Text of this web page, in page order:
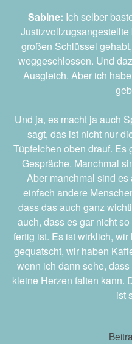
Sabine: Ich selber
Justizvollzugsangestellte
großen Schlüssel
weggeschlossen. Und
Ausgleich. Aber ich
Und ja, es macht ja auch
sagt, das ist nicht nur
Tüpfelchen oben drauf. Es
Gespräche. Manchmal
Aber manchmal sind
einfach andere
dass das auch ganz
auch, dass es gar nicht
fertig ist. Es ist wirklich,
gequatscht, wir haben
wenn ich dann sehe,
kleine Herzen falten kann.
ist